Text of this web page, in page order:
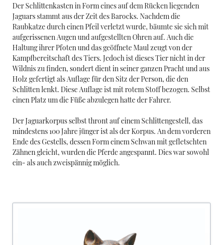
Der Schlittenkasten in Form eines auf dem Rücken liegenden
Jaguars stammt aus der Zeit des Barocks. Nachdem die
Raubkatze durch einen Pfeil verletzt wurde, bäumte sie sich mit
aufgerissenen Augen und aufgestellten Ohren auf. Auch die
Haltung ihrer Pfoten und das geöffnete Maul zeugt von der
Kampfbereitschaft des Tiers. Jedoch ist dieses Tier nicht in der
Wildnis zu finden, sondert dient in seiner ganzen Pracht und aus
Holz gefertigt als Auflage für den Sitz der Person, die den
Schlitten lenkt. Diese Auflage ist mit rotem Stoff bezogen. Selbst
einen Platz um die Füße abzulegen hatte der Fahrer.
Der Jaguarkorpus selbst thront auf einem Schlittengestell, das
mindestens 100 Jahre jünger ist als der Korpus. An dem vorderen
Ende des Gestells, dessen Form einem Schwan mit gefletschten
Zähnen gleicht, wurden die Pferde angespannt. Dies war sowohl
ein- als auch zweispännig möglich.